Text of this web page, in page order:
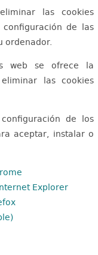
las cookies
de las
ordenador.
web se ofrece la
las cookies
de los
aceptar, instalar o
Explorer